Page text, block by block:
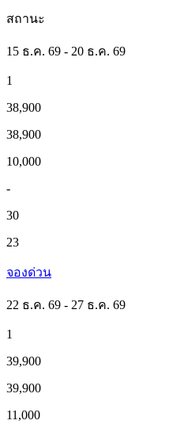
สถานะ
15 ธ.ค. 69 - 20 ธ.ค. 69
1
38,900
38,900
10,000
-
30
23
จองด่วน
22 ธ.ค. 69 - 27 ธ.ค. 69
1
39,900
39,900
11,000